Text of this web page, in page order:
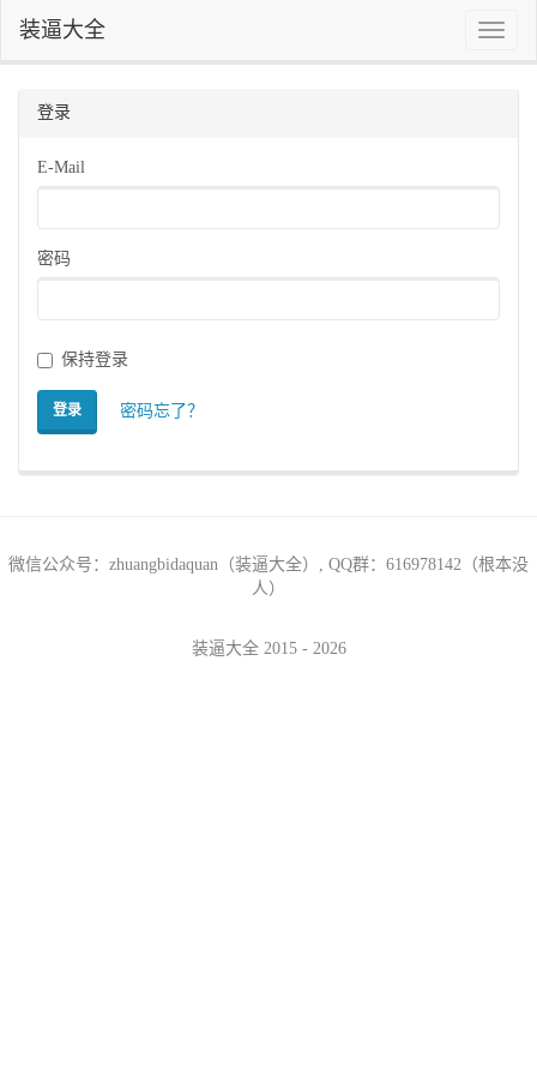
Toggle
装逼大全
登录
E-Mail
密码
保持登录
登录 密码忘了？
微信公众号：zhuangbidaquan（装逼大全）, QQ群：616978142（根本没
人）
装逼大全 2015 - 2026